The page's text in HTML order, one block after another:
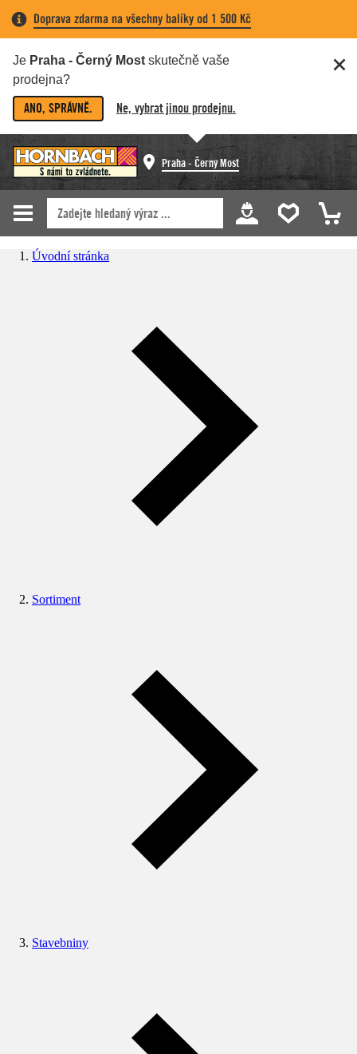
Doprava zdarma na všechny balíky od 1 500 Kč
Je Praha - Černý Most skutečně vaše
prodejna?
ANO, SPRÁVNĚ. Ne, vybrat jinou prodejnu.
Praha - Černý Most
Úvodní stránka
Sortiment
Stavebniny